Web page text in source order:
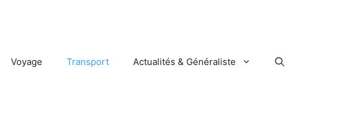
Voyage Transport Actualités & Généraliste